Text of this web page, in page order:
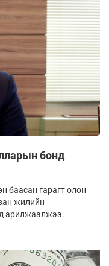
бонд
баасан гарагт олон
жилийн
арилжаалжээ.